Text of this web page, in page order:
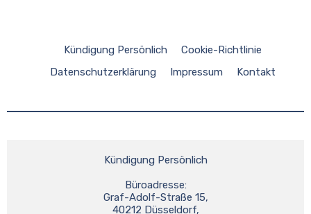
Kündigung Persönlich
Cookie-Richtlinie
Datenschutzerklärung
Impressum Kontakt
Kündigung Persönlich
Büroadresse:
Graf-Adolf-Straße 15,
40212 Düsseldorf,